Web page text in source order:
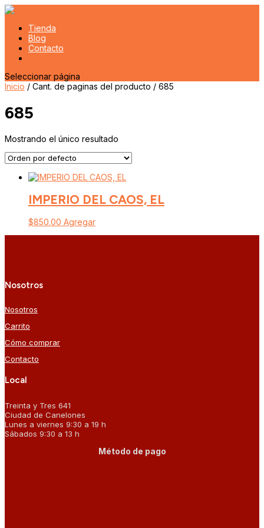
Tienda
Blog
Contacto
Seleccionar página
Inicio / Cant. de paginas del producto / 685
685
Mostrando el único resultado
IMPERIO DEL CAOS, EL
$850.00 Agregar
Nosotros
Nosotros
Carrito
Cómo comprar
Contacto
Local
Treinta y Tres 641
Ciudad de Canelones
Lunes a viernes 9:30 a 19 h
Sábados 9:30 a 13 h
Método de pago